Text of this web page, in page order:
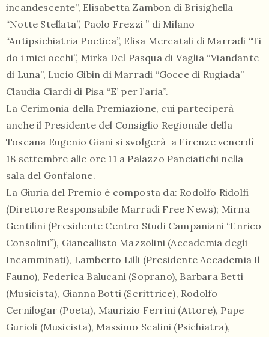
incandescente”, Elisabetta Zambon di Brisighella
“Notte Stellata”, Paolo Frezzi ” di Milano
“Antipsichiatria Poetica”, Elisa Mercatali di Marradi “Ti
do i miei occhi”, Mirka Del Pasqua di Vaglia “Viandante
di Luna”, Lucio Gibin di Marradi “Gocce di Rugiada”
Claudia Ciardi di Pisa “E’ per l’aria”.
La Cerimonia della Premiazione, cui parteciperà
anche il Presidente del Consiglio Regionale della
Toscana Eugenio Giani si svolgerà a Firenze venerdì
18 settembre alle ore 11 a Palazzo Panciatichi nella
sala del Gonfalone.
La Giuria del Premio è composta da: Rodolfo Ridolfi
(Direttore Responsabile Marradi Free News); Mirna
Gentilini (Presidente Centro Studi Campaniani “Enrico
Consolini”), Giancallisto Mazzolini (Accademia degli
Incamminati), Lamberto Lilli (Presidente Accademia Il
Fauno), Federica Balucani (Soprano), Barbara Betti
(Musicista), Gianna Botti (Scrittrice), Rodolfo
Cernilogar (Poeta), Maurizio Ferrini (Attore), Pape
Gurioli (Musicista), Massimo Scalini (Psichiatra),